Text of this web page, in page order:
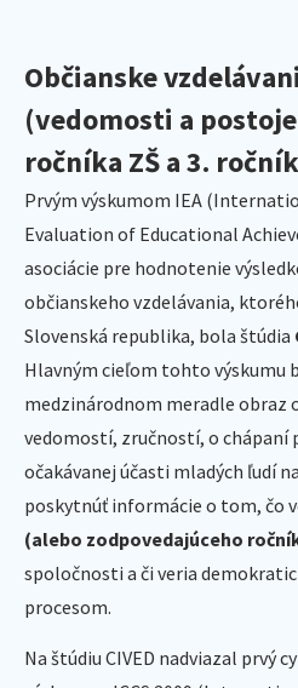
Občianske
(vedomosti a
ročníka ZŠ a 3.
Prvým výskumom IEA
Evaluation of Educational
asociácie pre hodnotenie
občianskeho vzdelávania,
Slovenská republika, bola štúdia
Hlavným cieľom tohto výskumu
medzinárodnom meradle obraz
vedomostí, zručností, o chápaní
očakávanej účasti mladých ľudí
poskytnúť informácie o tom, čo
(alebo zodpovedajúceho
spoločnosti a či veria
procesom.
Na štúdiu CIVED nadviazal prvý